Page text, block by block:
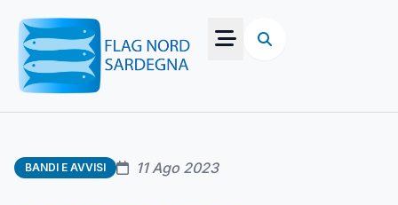
BANDI E AVVISI 11 Ago 2023